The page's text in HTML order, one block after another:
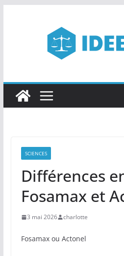
SCIENCES
Différences
Fosamax et
3 mai 2026 charlotte
Fosamax ou Actonel